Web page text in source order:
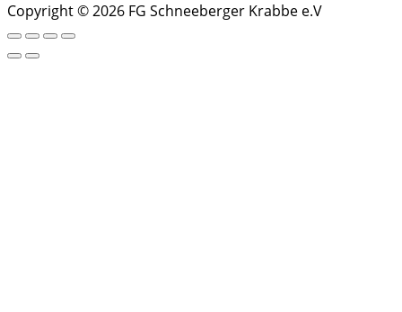
Copyright © 2026 FG Schneeberger Krabbe e.V